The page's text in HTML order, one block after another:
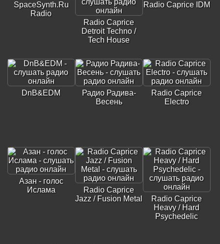
SpaceSynth.Ru
Radio
Radio Caprice
Detroit Techno /
Tech House
Radio Caprice IDM
DnB&EDM
Радио Радива-
Весень
Radio Caprice
Electro
Азан - голос
Ислама
Radio Caprice
Jazz / Fusion Metal
Radio Caprice
Heavy / Hard
Psychedelic